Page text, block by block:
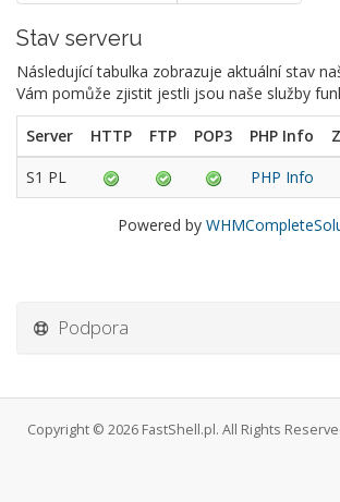
Stav serveru
Následující tabulka zobrazuje aktuální stav
Vám pomůže zjistit jestli jsou naše služby
Server HTTP FTP POP3 PHP Info
S1 PL
PHP Info
Powered by
Podpora
Copyright © 2026 FastShell.pl. All Rights